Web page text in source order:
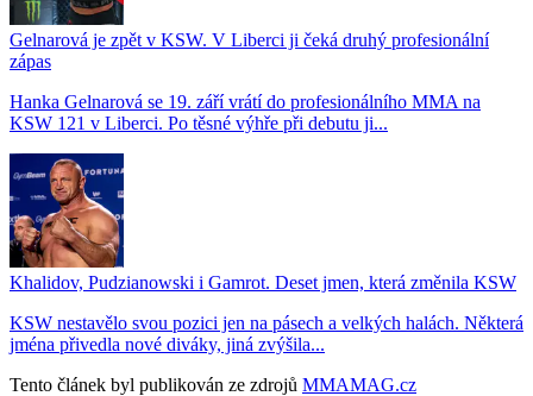
Gelnarová je zpět v KSW. V Liberci ji čeká druhý profesionální
zápas
Hanka Gelnarová se 19. září vrátí do profesionálního MMA na
KSW 121 v Liberci. Po těsné výhře při debutu ji...
Khalidov, Pudzianowski i Gamrot. Deset jmen, která změnila KSW
KSW nestavělo svou pozici jen na pásech a velkých halách. Některá
jména přivedla nové diváky, jiná zvýšila...
Tento článek byl publikován ze zdrojů MMAMAG.cz